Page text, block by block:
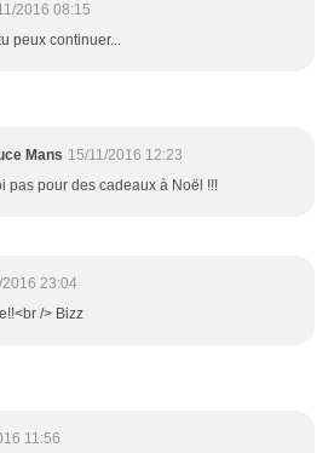
2016 08:15
peux continuer...
Mans 15/11/2016 12:23
pas pour des cadeaux à Noël !!!
2016 23:04
/> Bizz
11:56